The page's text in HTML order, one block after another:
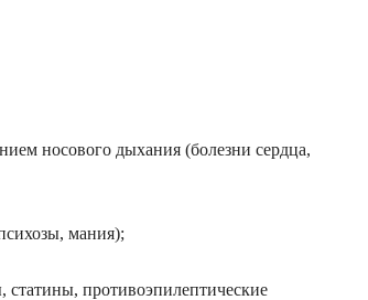
носового дыхания (болезни сердца,
мания);
статины, противоэпилептические